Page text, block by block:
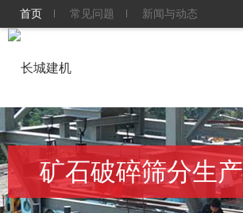
首页 常见问题 新闻与动态
矿石破碎筛分生